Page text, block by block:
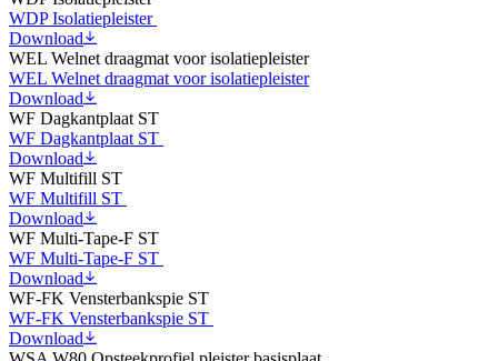
WDP Isolatiepleister
Download
WEL Welnet draagmat voor isolatiepleister
WEL Welnet draagmat voor isolatiepleister
Download
WF Dagkantplaat ST
WF Dagkantplaat ST
Download
WF Multifill ST
WF Multifill ST
Download
WF Multi-Tape-F ST
WF Multi-Tape-F ST
Download
WF-FK Vensterbankspie ST
WF-FK Vensterbankspie ST
Download